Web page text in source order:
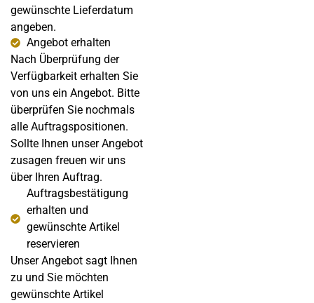
gewünschte Lieferdatum
angeben.
Angebot erhalten
Nach Überprüfung der
Verfügbarkeit erhalten Sie
von uns ein Angebot. Bitte
überprüfen Sie nochmals
alle Auftragspositionen.
Sollte Ihnen unser Angebot
zusagen freuen wir uns
über Ihren Auftrag.
Auftragsbestätigung
erhalten und
gewünschte Artikel
reservieren
Unser Angebot sagt Ihnen
zu und Sie möchten
gewünschte Artikel